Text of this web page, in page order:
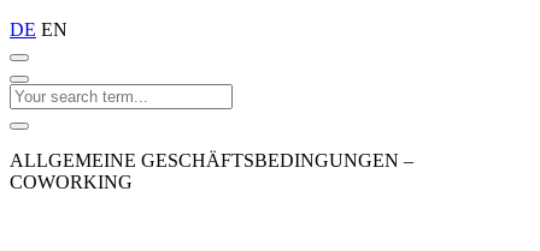
DE EN
ALLGEMEINE GESCHÄFTSBEDINGUNGEN –
COWORKING